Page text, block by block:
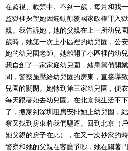
在監視、軟禁中。不到一歲，每月和我
監獄裡探望她因煽動顛覆國家政權罪入
親。我告訴她，她的父親在上一所幼兒
歲時，她第一次上小區裡的幼兒園，公
她的幼兒園老師。她離開了小區裡的幼兒
我自創了一家家庭幼兒園，結果籌備開
間，警察施壓給幼兒園的房東，直接導
兒園的關閉。她轉到第三家幼兒園，便
每天跟著她去幼兒園。在北京我生活不
了，搬家到深圳租房安排她上幼兒園，
察又找到房東將我們驅逐。回到北京（
她父親的房子在此），在又一次抄家的時
警察和她的父親在客廳爭吵，她在關著